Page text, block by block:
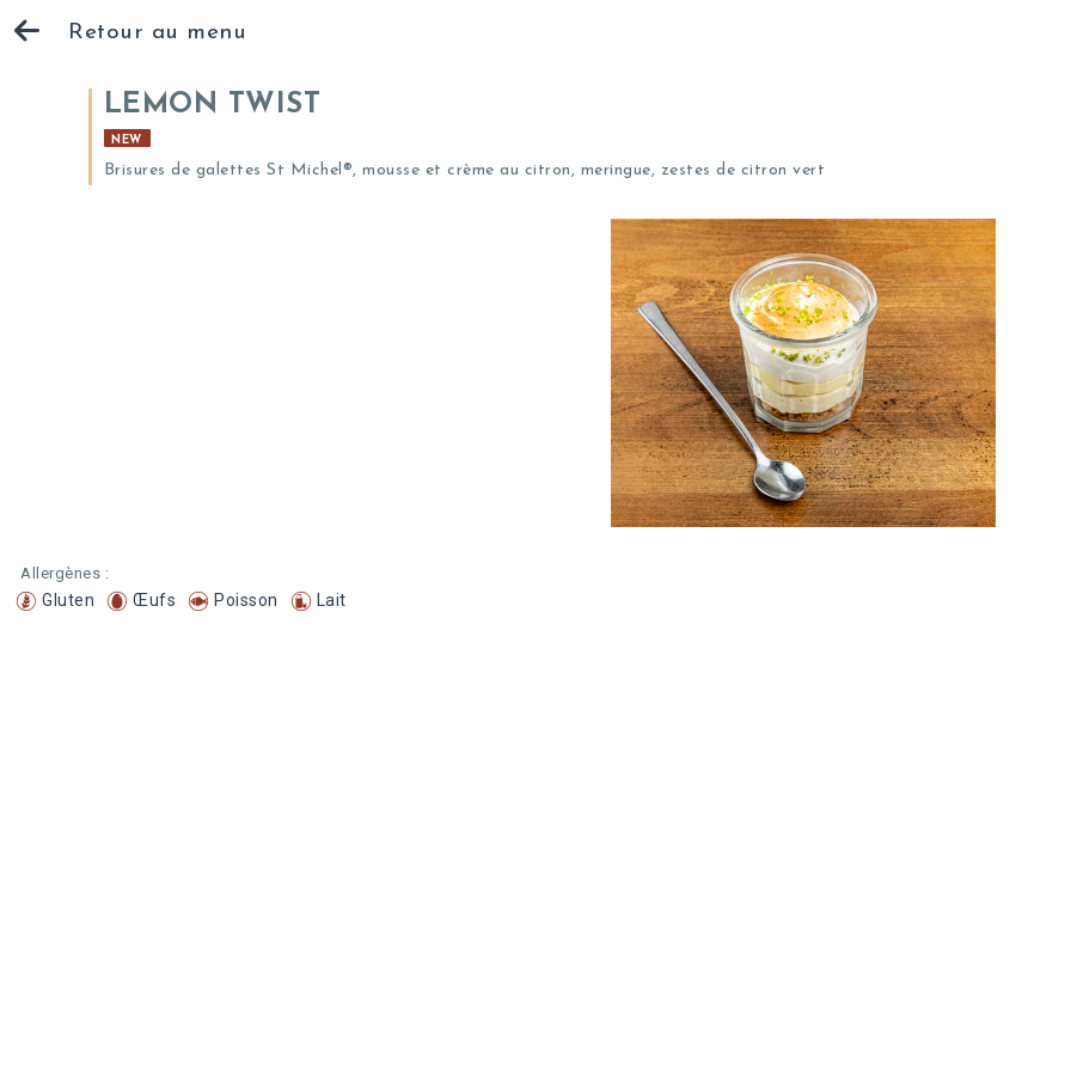
Retour au menu
LEMON TWIST
NEW
Brisures de galettes St Michel®, mousse et crème au citron, meringue, zestes de citron vert
Allergènes :
Gluten Œufs Poisson Lait